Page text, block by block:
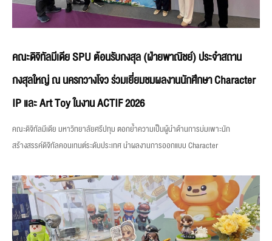
คณะดิจิทัลมีเดีย SPU ต้อนรับกงสุล (ฝ่ายพาณิชย์) ประจำสถาน
กงสุลใหญ่ ณ นครกวางโจว ร่วมเยี่ยมชมผลงานนักศึกษา Character
IP และ Art Toy ในงาน ACTIF 2026
คณะดิจิทัลมีเดีย มหาวิทยาลัยศรีปทุม ตอกย้ำความเป็นผู้นำด้านการบ่มเพาะนัก
สร้างสรรค์ดิจิทัลคอนเทนต์ระดับประเทศ นำผลงานการออกแบบ Character